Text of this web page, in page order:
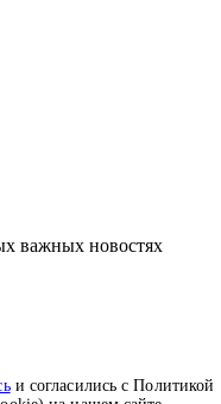
и согласились с Политикой
важных новостях